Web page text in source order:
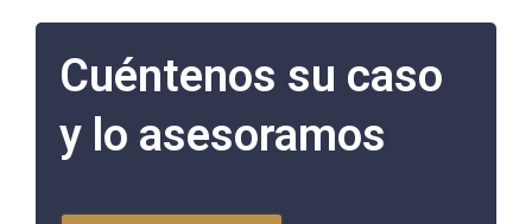
Cuéntenos su caso
y lo asesoramos